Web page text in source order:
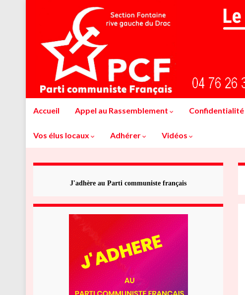
Accueil Appel au Rassemblement Confidentialité
Vos élus locaux Adhérer Vidéos
J'adhère au Parti communiste français